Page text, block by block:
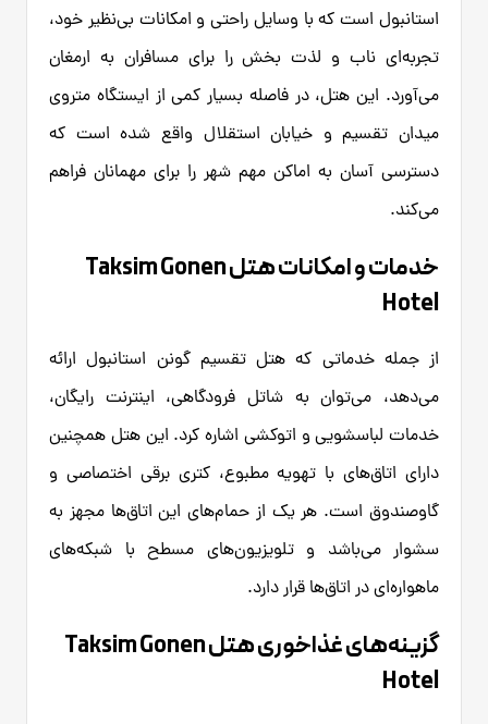
استانبول است که با وسایل راحتی و امکانات بی‌نظیر خود،
تجربه‌ای ناب و لذت بخش را برای مسافران به ارمغان
می‌آورد. این هتل، در فاصله بسیار کمی از ایستگاه متروی
میدان تقسیم و خیابان استقلال واقع شده است که
دسترسی آسان به اماکن مهم شهر را برای مهمانان فراهم
می‌کند.
خدمات و امکانات هتل Taksim Gonen
Hotel
از جمله خدماتی که هتل تقسیم گونن استانبول ارائه
می‌دهد، می‌توان به شاتل فرودگاهی، اینترنت رایگان،
خدمات لباسشویی و اتوکشی اشاره کرد. این هتل همچنین
دارای اتاق‌های با تهویه مطبوع، کتری برقی اختصاصی و
گاوصندوق است. هر یک از حمام‌های این اتاق‌ها مجهز به
سشوار می‌باشد و تلویزیون‌های مسطح با شبکه‌های
ماهواره‌ای در اتاق‌ها قرار دارد.
گزینه‌های غذاخوری هتل Taksim Gonen
Hotel